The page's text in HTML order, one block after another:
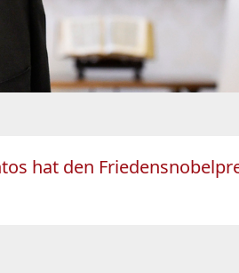
hat den